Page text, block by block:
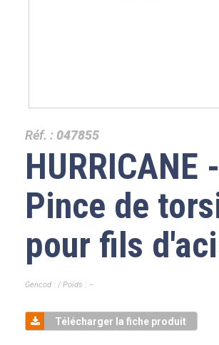
Réf. : 047855
HURRICANE -
Pince de
pour fils
Gencod : / Poids : --
Télécharger la fiche produit